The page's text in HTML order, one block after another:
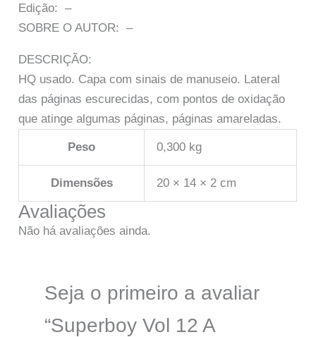
Edição: –
SOBRE O AUTOR: –
DESCRIÇÃO:
HQ usado. Capa com sinais de manuseio. Lateral
das páginas escurecidas, com pontos de oxidação
que atinge algumas páginas, páginas amareladas.
Peso 0,300 kg
Dimensões 20 × 14 × 2 cm
Avaliações
Não há avaliações ainda.
Seja o primeiro a avaliar
“Superboy Vol 12 A